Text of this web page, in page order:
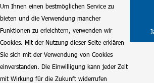
Um Ihnen einen bestmöglichen Service zu
bieten und die Verwendung mancher
Funktionen zu erleichtern, verwenden wir
Cookies. Mit der Nutzung dieser Seite erklären
Sie sich mit der Verwendung von Cookies
einverstanden. Die Einwilligung kann jeder Zeit
mit Wirkung für die Zukunft widerrufen